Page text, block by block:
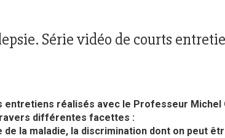
Série vidéo de courts
entretiens réalisés avec le Professeur Michel
différentes facettes :
de la maladie, la discrimination dont on peut